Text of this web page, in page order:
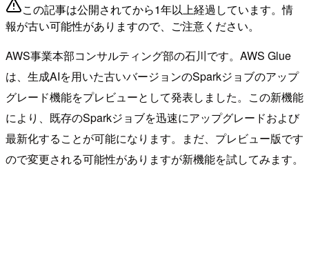
この記事は公開されてから1年以上経過しています。情
報が古い可能性がありますので、ご注意ください。
AWS事業本部コンサルティング部の石川です。AWS Glue
は、生成AIを用いた古いバージョンのSparkジョブのアップ
グレード機能をプレビューとして発表しました。この新機能
により、既存のSparkジョブを迅速にアップグレードおよび
最新化することが可能になります。まだ、プレビュー版です
ので変更される可能性がありますが新機能を試してみます。